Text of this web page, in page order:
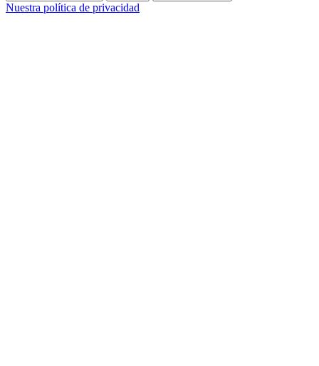
Nuestra política de privacidad